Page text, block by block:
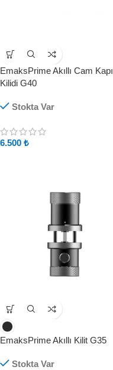
EmaksPrime Akıllı Cam Kapı
Kilidi G40
Stokta Var
6.500 ₺
EmaksPrime Akıllı Kilit G35
Stokta Var